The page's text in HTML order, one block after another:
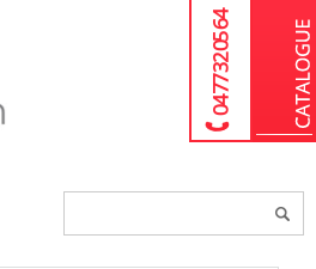
04 77 32 05 64